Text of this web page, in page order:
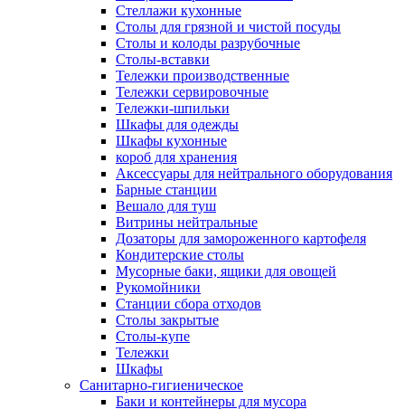
Стеллажи кухонные
Столы для грязной и чистой посуды
Столы и колоды разрубочные
Столы-вставки
Тележки производственные
Тележки сервировочные
Тележки-шпильки
Шкафы для одежды
Шкафы кухонные
короб для хранения
Аксессуары для нейтрального оборудования
Барные станции
Вешало для туш
Витрины нейтральные
Дозаторы для замороженного картофеля
Кондитерские столы
Мусорные баки, ящики для овощей
Рукомойники
Станции сбора отходов
Столы закрытые
Столы-купе
Тележки
Шкафы
Санитарно-гигиеническое
Баки и контейнеры для мусора